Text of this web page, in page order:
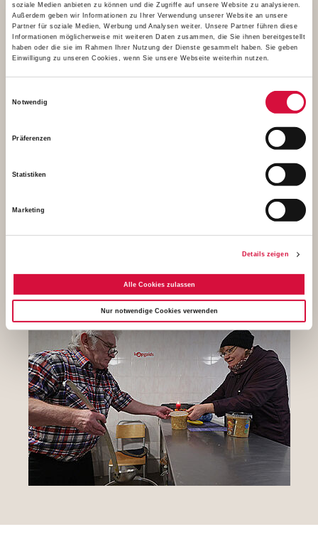
soziale Medien anbieten zu können und die Zugriffe auf unsere Website zu analysieren.
Außerdem geben wir Informationen zu Ihrer Verwendung unserer Website an unsere
Partner für soziale Medien, Werbung und Analysen weiter. Unsere Partner führen diese
Informationen möglicherweise mit weiteren Daten zusammen, die Sie ihnen bereitgestellt
haben oder die sie im Rahmen Ihrer Nutzung der Dienste gesammelt haben. Sie geben
Einwilligung zu unseren Cookies, wenn Sie unsere Webseite weiterhin nutzen.
Notwendig
Präferenzen
Statistiken
Marketing
Details zeigen
Alle Cookies zulassen
Nur notwendige Cookies verwenden